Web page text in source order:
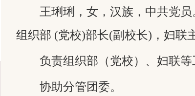
王琍琍，女，汉族，中共党
组织部 (党校)部长(副校长)， 妇联
负责组织部（党校）、妇联等
协助分管团委。